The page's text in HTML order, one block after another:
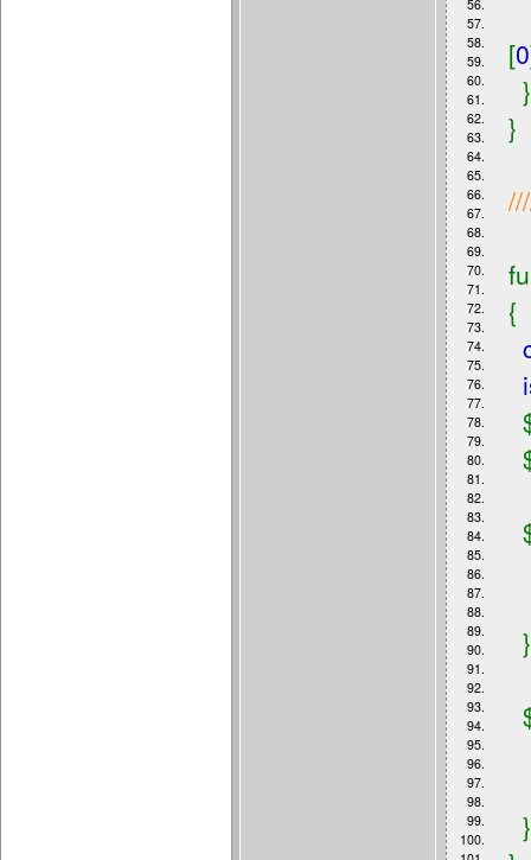
56.
57.
58.
59.
60.
61.
62.
63.
64.
65.
66.
67.
68.
69.
70.
71.
72.
73.
74.
75.
76.
77.
78.
79.
80.
81.
82.
83.
84.
85.
86.
87.
88.
89.
90.
91.
92.
93.
94.
95.
96.
97.
98.
99.
100.
[0
}
{
}
}